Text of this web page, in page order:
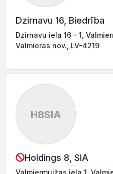
Dzirnavu 16, Biedrība
Dzirnavu iela 16 – 1,
Valmieras nov., LV-4219
H8SIA
Holdings 8, SIA
Valmiermuižas iela 1,